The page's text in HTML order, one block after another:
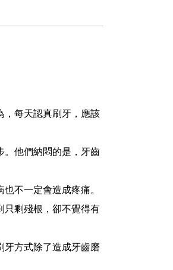
每天認真刷牙，應該
他們納悶的是，牙齒
不一定會造成疼痛。
剩殘根，卻不覺得有
方式除了造成牙齒磨